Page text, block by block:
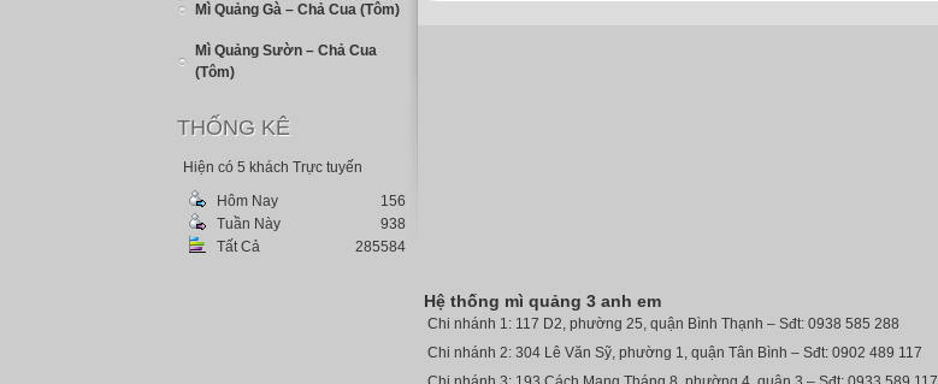
Mì Quảng Gà – Chả Cua (Tôm)
Mì Quảng Sườn – Chả Cua
(Tôm)
THỐNG KÊ
Hiện có 5 khách Trực tuyến
Hôm Nay
156
Tuần Này
938
Tất Cả
285584
Hệ thống mì quảng 3 anh em
Chi nhánh 1: 117 D2, phường 25, quận Bình Thạnh – Sđt: 0938 585 288
Chi nhánh 2: 304 Lê Văn Sỹ, phường 1, quận Tân Bình – Sđt: 0902 489 117